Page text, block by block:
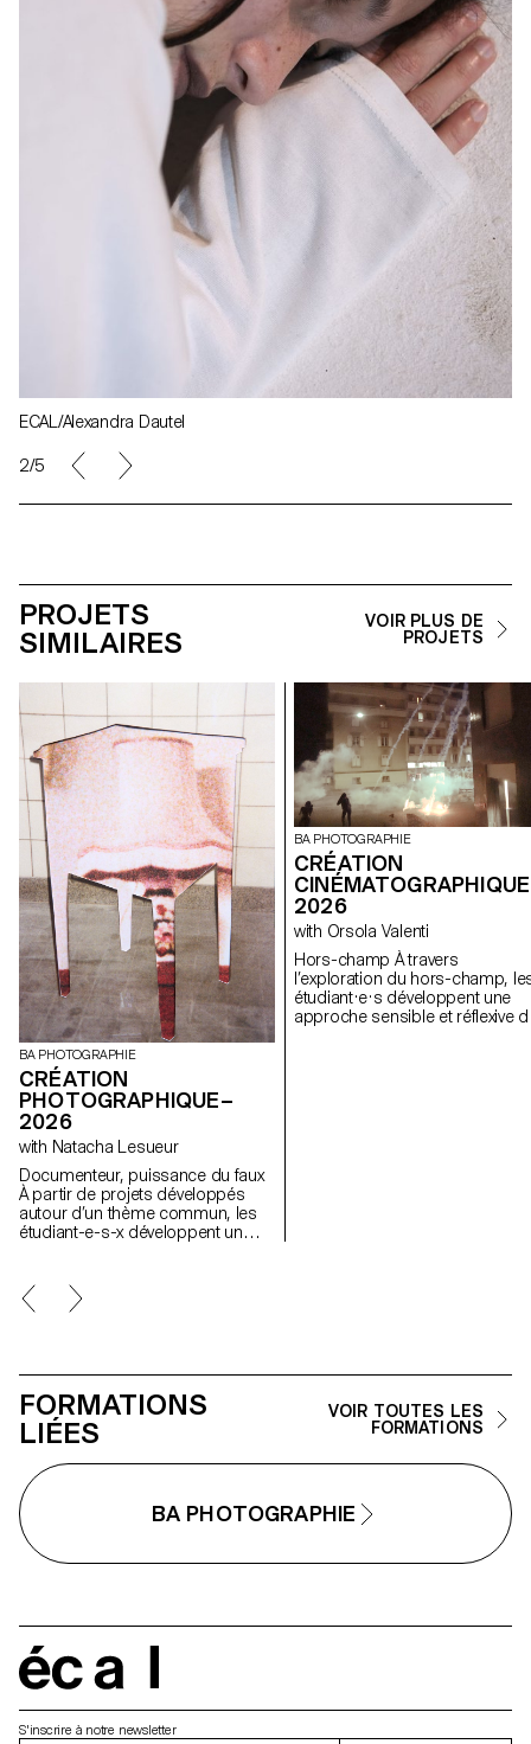
ECAL/Alexandra Dautel
2/5
PROJETS
SIMILAIRES
VOIR PLUS DE
PROJETS
BA PHOTOGRAPHIE
CRÉATION
PHOTOGRAPHIQUE–
2026
with Natacha Lesueur
Documenteur, puissance du faux
À partir de projets développés
autour d’un thème commun, les
étudiant-e-s-x développent un
semblant. Iels construisent un
projet qui joue avec les limites de
BA PHOTOGRAPHIE
CRÉATION
2026
with Orsola Valenti
Hors-champ À travers
l’exploration du hors-champ,
étudiant·e·s développent une
approche sensible et réflexive
FORMATIONS
LIÉES
VOIR TOUTES LES
FORMATIONS
BA PHOTOGRAPHIE
S'inscrire à notre newsletter